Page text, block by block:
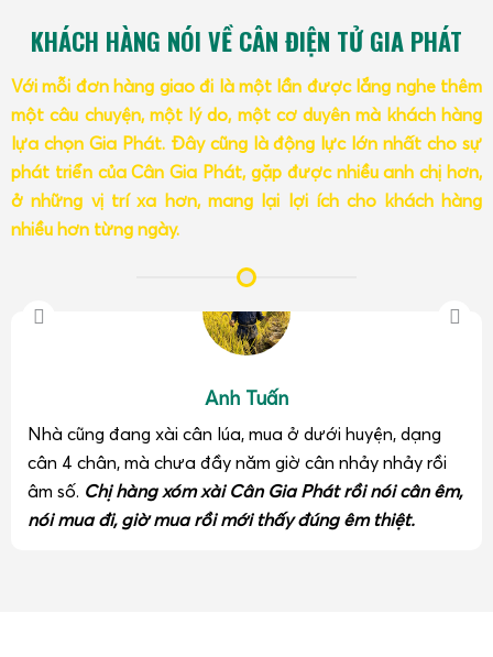
KHÁCH HÀNG NÓI VỀ CÂN ĐIỆN TỬ GIA PHÁT
Với mỗi đơn hàng giao đi là một lần được lắng nghe thêm
một câu chuyện, một lý do, một cơ duyên mà khách hàng
lựa chọn Gia Phát. Đây cũng là động lực lớn nhất cho sự
phát triển của Cân Gia Phát, gặp được nhiều anh chị hơn,
ở những vị trí xa hơn, mang lại lợi ích cho khách hàng
nhiều hơn từng ngày.
Anh Tuấn
Nhà cũng đang xài cân lúa, mua ở dưới huyện, dạng
cân 4 chân, mà chưa đầy năm giờ cân nhảy nhảy rồi
âm số. Chị hàng xóm xài Cân Gia Phát rồi nói cân êm,
nói mua đi, giờ mua rồi mới thấy đúng êm thiệt.